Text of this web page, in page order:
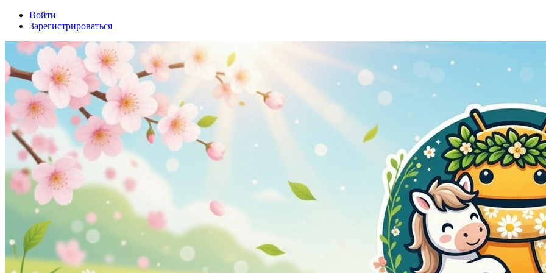
Войти
Зарегистрироваться